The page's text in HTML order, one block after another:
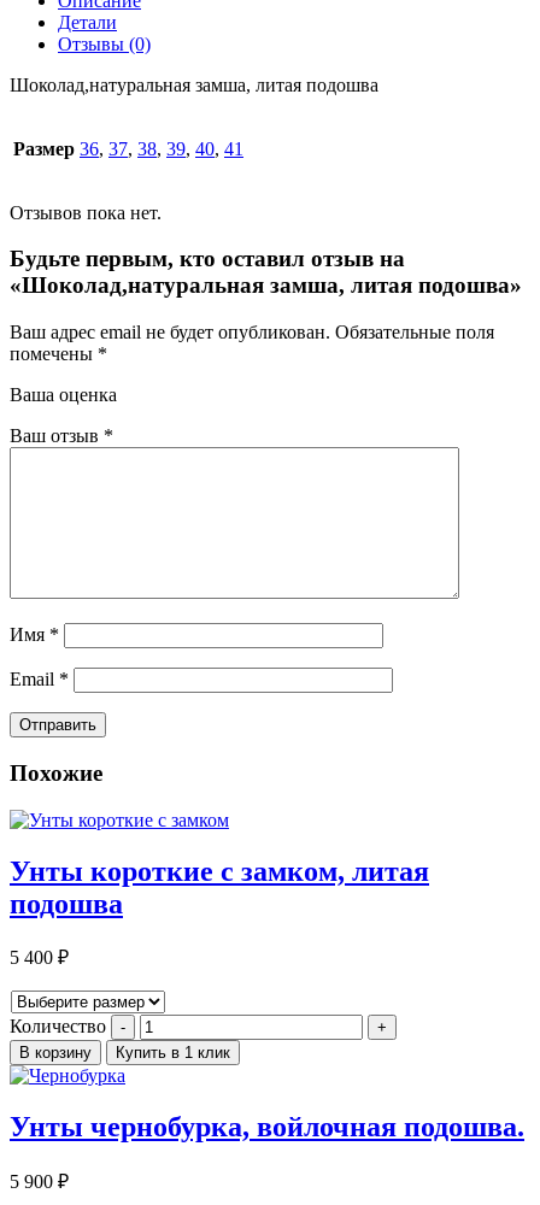
Детали
Отзывы (0)
Шоколад,натуральная замша, литая подошва
Размер 36, 37, 38, 39, 40, 41
Отзывов пока нет.
Будьте первым, кто оставил отзыв на
«Шоколад,натуральная замша, литая подошва»
Ваш адрес email не будет опубликован. Обязательные поля
помечены *
Ваша оценка
Ваш отзыв *
Имя *
Email *
Похожие
Унты короткие с замком, литая
подошва
5 400 ₽
Количество
В корзину Купить в 1 клик
Унты чернобурка, войлочная подошва.
5 900 ₽